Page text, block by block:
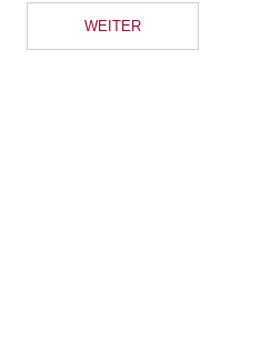
WEITER